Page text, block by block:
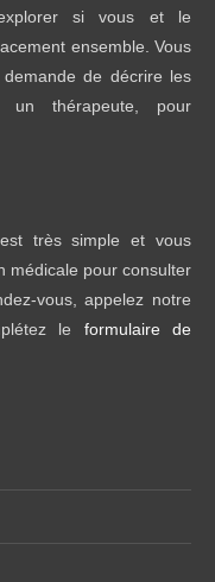
si vous et le
ensemble. Vous
de décrire les
un thérapeute, pour
très simple et vous
médicale pour consulter
vous, appelez notre
le formulaire de